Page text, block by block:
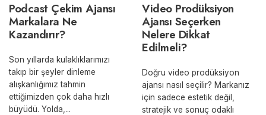
Podcast Çekim Ajansı
Markalara Ne
Kazandırır?
Son yıllarda kulaklıklarımızı
takıp bir şeyler dinleme
alışkanlığımız tahmin
ettiğimizden çok daha hızlı
büyüdü. Yolda, ...
Video Prodüksiyon
Ajansı Seçerken
Nelere Dikkat
Edilmeli?
Doğru video prodüksiyon
ajansı nasıl seçilir? Markanız
için sadece estetik değil,
stratejik ve sonuç odaklı